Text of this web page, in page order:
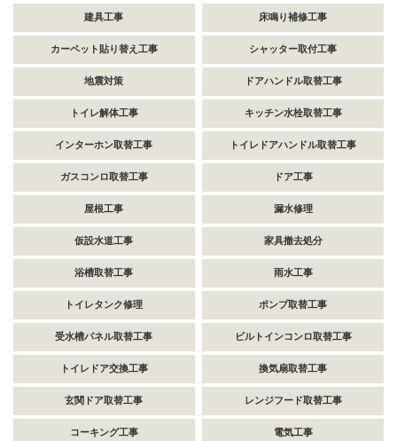
建具工事 床鳴り補修工事
カーペット貼り替え工事 シャッター取付工事
地震対策 ドアハンドル取替工事
トイレ解体工事 キッチン水栓取替工事
インターホン取替工事 トイレドアハンドル取替工事
ガスコンロ取替工事 ドア工事
屋根工事 漏水修理
仮設水道工事 家具撤去処分
浴槽取替工事 雨水工事
トイレタンク修理 ポンプ取替工事
受水槽パネル取替工事 ビルトインコンロ取替工事
トイレドア交換工事 換気扇取替工事
玄関ドア取替工事 レンジフード取替工事
コーキング工事 電気工事